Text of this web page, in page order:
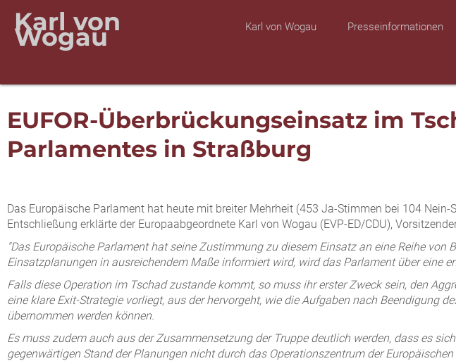
Karl von
Wogau Karl von Wogau Presseinformationen
EUFOR-Überbrückungseinsatz im
Parlamentes in Straßburg
Das Europäische Parlament hat heute mit breiter Mehrheit (453 Ja-Stimmen bei 104
Entschließung erklärte der Europaabgeordnete Karl von Wogau (EVP-ED/CDU),
"Das Europäische Parlament hat seine Zustimmung zu diesem Einsatz an eine Reihe
Einsatzplanungen in ausreichendem Maße informiert wird, wird das Parlament über eine
Falls diese Operation im Tschad zustande kommt, so muss ihr erster Zweck sein, den
eine klare Exit-Strategie vorliegt, aus der hervorgeht, wie die Aufgaben nach Beendigung
übernommen werden können.
Es muss zudem auch aus der Zusammensetzung der Truppe deutlich werden, dass es
gegenwärtigen Stand der Planungen nicht durch das Operationszentrum der